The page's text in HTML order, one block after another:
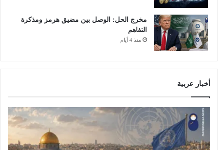
مخرج الحل: الوصل بين مضيق هرمز ومذكرة
التفاهم
منذ 4 أيام
أخبار عربية